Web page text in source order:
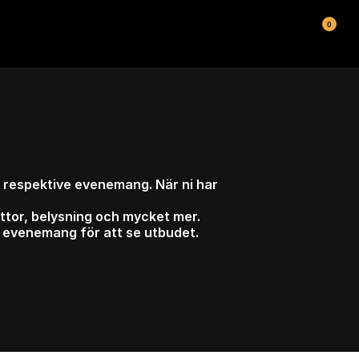
0
evenemang. När ni har
belysning och mycket mer.
för att se utbudet.